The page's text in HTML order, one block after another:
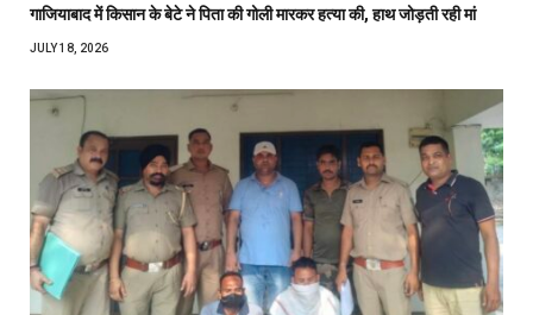
गाजियाबाद में किसान के बेटे ने पिता की गोली मारकर हत्या की, हाथ जोड़ती रही मां
JULY 18, 2026